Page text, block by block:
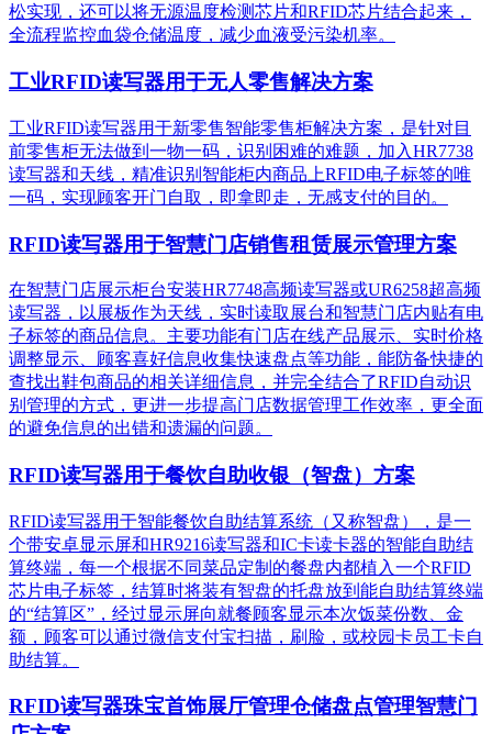
松实现，还可以将无源温度检测芯片和RFID芯片结合起来，
全流程监控血袋仓储温度，减少血液受污染机率。
工业RFID读写器用于无人零售解决方案
工业RFID读写器用于新零售智能零售柜解决方案，是针对目
前零售柜无法做到一物一码，识别困难的难题，加入HR7738
读写器和天线，精准识别​智能柜内商品上RFID电子标签的唯
一码，实现顾客开门自取，即拿即走，无感支付的目的。
RFID读写器用于智慧门店销售租赁展示管理方案
在智慧门店展示柜台安装HR7748高频读写器或UR6258超高频
读写器，以展板作为天线，实时读取展台和智慧门店内贴有电
子标签的商品信息。主要功能有门店在线产品展示、实时价格
调整显示、顾客喜好信息收集快速盘点等功能，能防备快捷的
查找出鞋包商品的相关详细信息，并完全结合了RFID自动识
别管理的方式，更进一步提高门店数据管理工作效率，更全面
的避免信息的出错和遗漏的问题。
RFID读写器用于餐饮自助收银（智盘）方案
RFID读写器用于智能餐饮自助结算系统（又称智盘），是一
个带安卓显示屏和HR9216读写器和IC卡读卡器的智能自助结
算终端，每一个根据不同菜品定制的餐盘内都植入一个RFID
芯片电子标签，结算时将装有智盘的托盘放到能自助结算终端
的“结算区”，经过显示屏向就餐顾客显示本次饭菜份数、金
额，顾客可以通过微信支付宝扫描，刷脸，或校园卡员工卡自
助结算。
RFID读写器珠宝首饰展厅管理仓储盘点管理智慧门